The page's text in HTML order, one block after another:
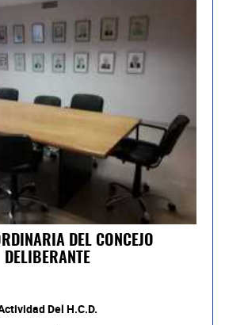
DEL CONCEJO
DELIBERANTE
Del H.C.D.